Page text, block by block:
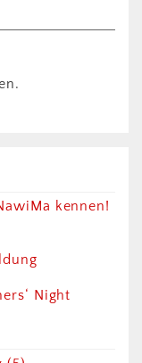
kennen!
Night